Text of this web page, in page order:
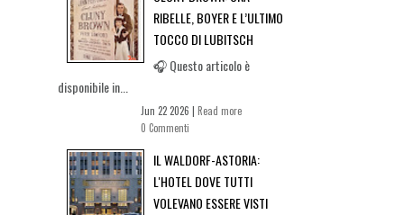
RIBELLE, BOYER E L’ULTIMO
TOCCO DI LUBITSCH
🎧 Questo articolo è
disponibile in...
Jun 22 2026 | Read more
0 Commenti
IL WALDORF-ASTORIA:
L'HOTEL DOVE TUTTI
VOLEVANO ESSERE VISTI